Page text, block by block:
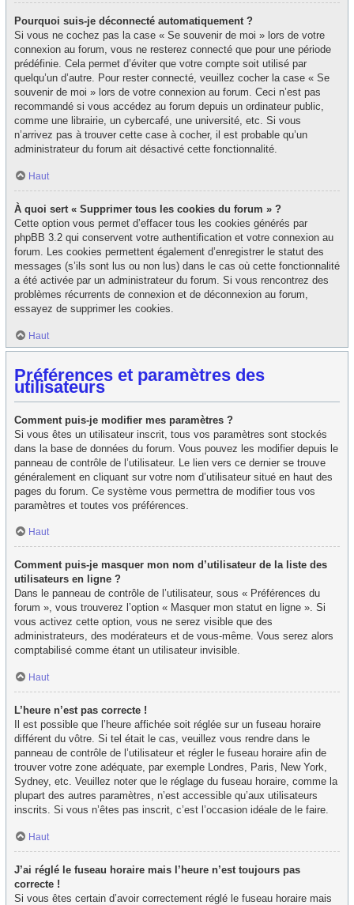
Pourquoi suis-je déconnecté automatiquement ?
Si vous ne cochez pas la case « Se souvenir de moi » lors de votre
connexion au forum, vous ne resterez connecté que pour une période
prédéfinie. Cela permet d’éviter que votre compte soit utilisé par
quelqu’un d’autre. Pour rester connecté, veuillez cocher la case « Se
souvenir de moi » lors de votre connexion au forum. Ceci n’est pas
recommandé si vous accédez au forum depuis un ordinateur public,
comme une librairie, un cybercafé, une université, etc. Si vous
n’arrivez pas à trouver cette case à cocher, il est probable qu’un
administrateur du forum ait désactivé cette fonctionnalité.
Haut
À quoi sert « Supprimer tous les cookies du forum » ?
Cette option vous permet d’effacer tous les cookies générés par
phpBB 3.2 qui conservent votre authentification et votre connexion au
forum. Les cookies permettent également d’enregistrer le statut des
messages (s’ils sont lus ou non lus) dans le cas où cette fonctionnalité
a été activée par un administrateur du forum. Si vous rencontrez des
problèmes récurrents de connexion et de déconnexion au forum,
essayez de supprimer les cookies.
Haut
Préférences et paramètres des
utilisateurs
Comment puis-je modifier mes paramètres ?
Si vous êtes un utilisateur inscrit, tous vos paramètres sont stockés
dans la base de données du forum. Vous pouvez les modifier depuis le
panneau de contrôle de l’utilisateur. Le lien vers ce dernier se trouve
généralement en cliquant sur votre nom d’utilisateur situé en haut des
pages du forum. Ce système vous permettra de modifier tous vos
paramètres et toutes vos préférences.
Haut
Comment puis-je masquer mon nom d’utilisateur de la liste des
utilisateurs en ligne ?
Dans le panneau de contrôle de l’utilisateur, sous « Préférences du
forum », vous trouverez l’option « Masquer mon statut en ligne ». Si
vous activez cette option, vous ne serez visible que des
administrateurs, des modérateurs et de vous-même. Vous serez alors
comptabilisé comme étant un utilisateur invisible.
Haut
L’heure n’est pas correcte !
Il est possible que l’heure affichée soit réglée sur un fuseau horaire
différent du vôtre. Si tel était le cas, veuillez vous rendre dans le
panneau de contrôle de l’utilisateur et régler le fuseau horaire afin de
trouver votre zone adéquate, par exemple Londres, Paris, New York,
Sydney, etc. Veuillez noter que le réglage du fuseau horaire, comme la
plupart des autres paramètres, n’est accessible qu’aux utilisateurs
inscrits. Si vous n’êtes pas inscrit, c’est l’occasion idéale de le faire.
Haut
J’ai réglé le fuseau horaire mais l’heure n’est toujours pas
correcte !
Si vous êtes certain d’avoir correctement réglé le fuseau horaire mais